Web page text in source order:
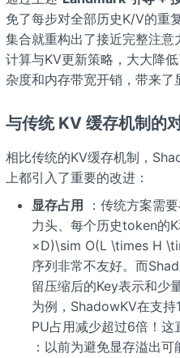
免了每步对全部历史K/V的重
集合就重构出了接近完整注
计算与KV更新策略，大大降
杂度和内存带宽开销，带来了
与传统 KV 缓存机制的
相比传统的KV缓存机制，
上都引入了重要的改进：
显存占用
：传统方案需
力头、每个历史token的
×D)\sim O(L \times H
序列非常不友好。而
留压缩后的Key表示和少
为例，ShadowKV在支
PU占用减少超过6倍！这
：以前为避免显存溢出